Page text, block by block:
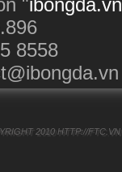
"ibongda.vn
8558
2010 HTTP://FTC.VN